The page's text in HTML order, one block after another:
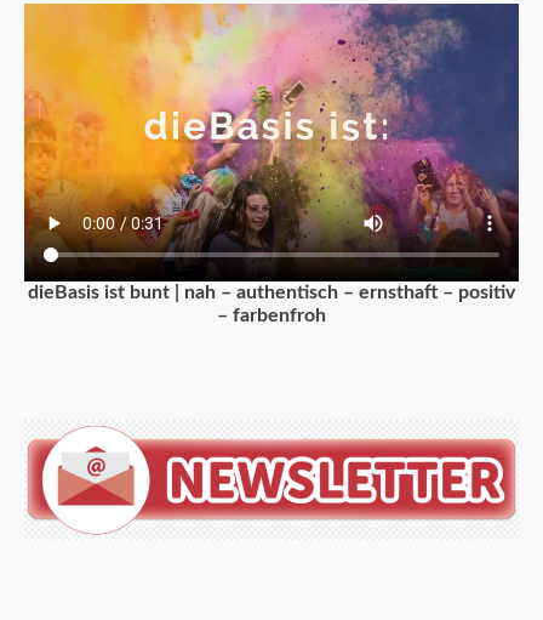
dieBasis ist bunt | nah – authentisch – ernsthaft – positiv
– farbenfroh